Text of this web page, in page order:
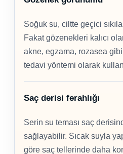
Soğuk su, ciltte geçici
Fakat gözenekleri kalıcı
akne, egzama, rozasea
tedavi yöntemi olarak
Saç derisi ferahlığı
Serin su teması saç
sağlayabilir. Sıcak suyla
göre saç tellerinde daha